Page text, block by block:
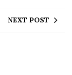
NEXT POST